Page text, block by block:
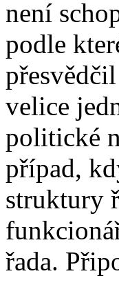
není
podle
velice
politické
případ,
struktury
řada.